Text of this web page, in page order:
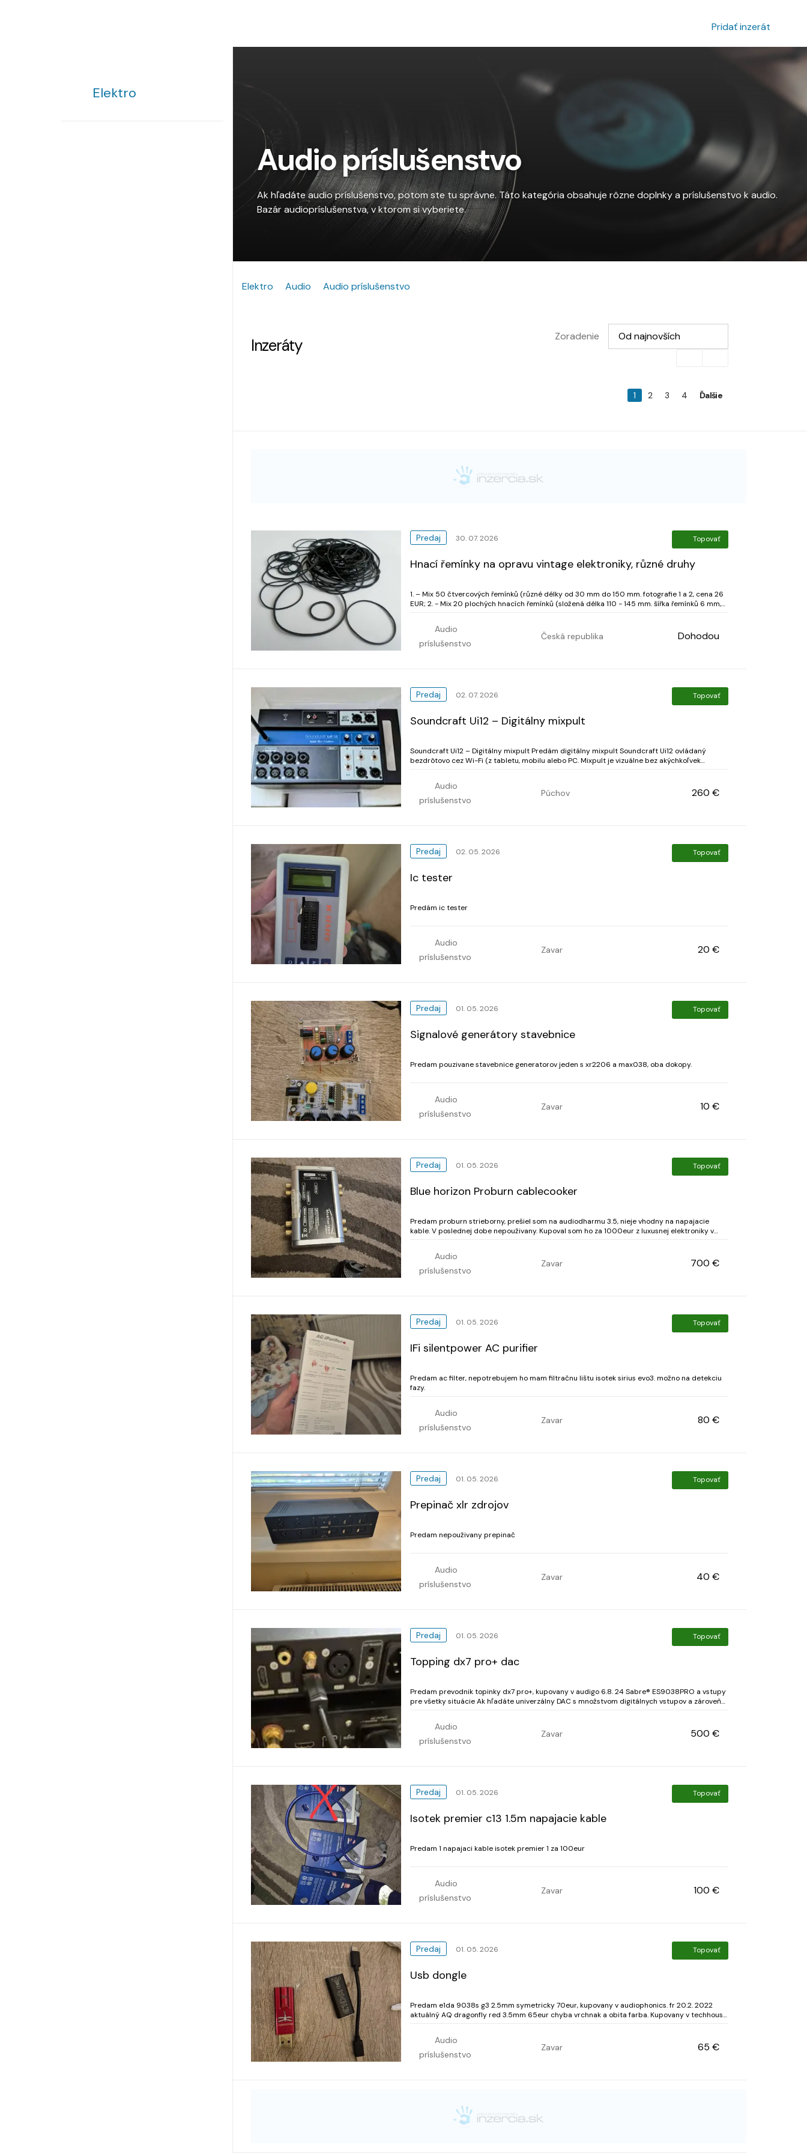
Pridať inzerát
Elektro
Audio príslušenstvo
Ak hľadáte audio príslušenstvo, potom ste tu správne. Táto kategória obsahuje rôzne doplnky a príslušenstvo k audio.
Bazár audiopríslušenstva, v ktorom si vyberiete.
Elektro Audio Audio príslušenstvo
Inzeráty Zoradenie Vyberte možnosť
Od najnovších
1 2 3 4 Ďalšie
Predaj 30. 07. 2026 Topovať
Hnací řemínky na opravu vintage elektroniky, různé druhy
1. – Mix 50 čtvercových řemínků (různé délky od 30 mm do 150 mm. fotografie 1 a 2, cena 26
EUR; 2. - Mix 20 plochých hnacích řemínků (složená délka 110 - 145 mm. šířka řemínků 6 mm,
Audio
príslušenstvo
Česká republika Dohodou
Predaj 02. 07. 2026 Topovať
Soundcraft Ui12 – Digitálny mixpult
Soundcraft Ui12 – Digitálny mixpult ​Predám digitálny mixpult Soundcraft Ui12 ovládaný
bezdrôtovo cez Wi-Fi (z tabletu, mobilu alebo PC. Mixpult je vizuálne bez akýchkoľvek
Audio
príslušenstvo
Púchov 260 €
Predaj 02. 05. 2026 Topovať
Ic tester
Predám ic tester
Audio
príslušenstvo
Zavar 20 €
Predaj 01. 05. 2026 Topovať
Signalové generátory stavebnice
Predam pouzivane stavebnice generatorov jeden s xr2206 a max038, oba dokopy.
Audio
príslušenstvo
Zavar 10 €
Predaj 01. 05. 2026 Topovať
Blue horizon Proburn cablecooker
Predam proburn strieborny, prešiel som na audiodharmu 3.5, nieje vhodny na napajacie
kable. V poslednej dobe nepouživany. Kupoval som ho za 1000eur z luxusnej elektroniky v
Audio
príslušenstvo
Zavar 700 €
Predaj 01. 05. 2026 Topovať
IFi silentpower AC purifier
Predam ac filter, nepotrebujem ho mam filtračnu lištu isotek sirius evo3. možno na detekciu
fazy.
Audio
príslušenstvo
Zavar 80 €
Predaj 01. 05. 2026 Topovať
Prepinač xlr zdrojov
Predam nepouživany prepinač
Audio
príslušenstvo
Zavar 40 €
Predaj 01. 05. 2026 Topovať
Topping dx7 pro+ dac
Predam prevodnik topinky dx7 pro+, kupovany v audigo 6.8. 24 Sabre® ES9038PRO a vstupy
pre všetky situácie Ak hľadáte univerzálny DAC s množstvom digitálnych vstupov a zároveň
Audio
príslušenstvo
Zavar 500 €
Predaj 01. 05. 2026 Topovať
Isotek premier c13 1.5m napajacie kable
Predam 1 napajaci kable isotek premier 1 za 100eur
Audio
príslušenstvo
Zavar 100 €
Predaj 01. 05. 2026 Topovať
Usb dongle
Predam e1da 9038s g3 2.5mm symetricky 70eur, kupovany v audiophonics. fr 20.2. 2022
aktuálný AQ dragonfly red 3.5mm 65eur chyba vrchnak a obita farba. Kupovany v techhouse,
Audio
príslušenstvo
Zavar 65 €